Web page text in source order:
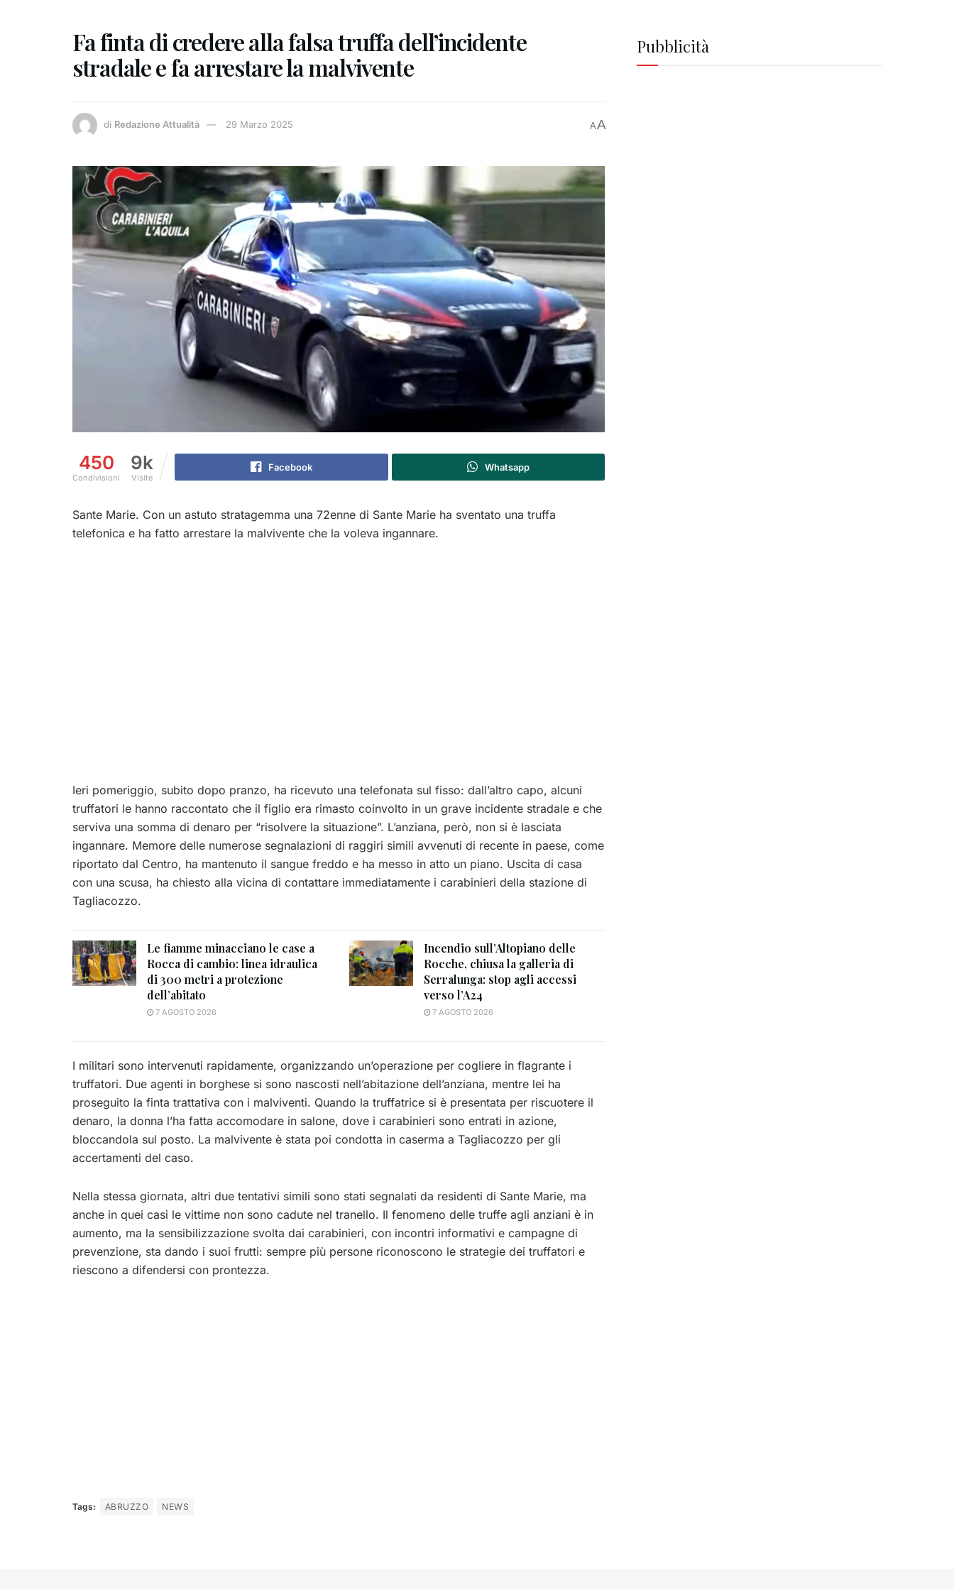
Fa finta di credere alla falsa truffa dell’incidente
stradale e fa arrestare la malvivente
di Redazione Attualità 29 Marzo 2025 AA
450
Condivisioni
9k
Visite
Facebook Whatsapp
Sante Marie. Con un astuto stratagemma una 72enne di Sante Marie ha sventato una truffa
telefonica e ha fatto arrestare la malvivente che la voleva ingannare.
Ieri pomeriggio, subito dopo pranzo, ha ricevuto una telefonata sul fisso: dall’altro capo, alcuni
truffatori le hanno raccontato che il figlio era rimasto coinvolto in un grave incidente stradale e che
serviva una somma di denaro per “risolvere la situazione”. L’anziana, però, non si è lasciata
ingannare. Memore delle numerose segnalazioni di raggiri simili avvenuti di recente in paese, come
riportato dal Centro, ha mantenuto il sangue freddo e ha messo in atto un piano. Uscita di casa
con una scusa, ha chiesto alla vicina di contattare immediatamente i carabinieri della stazione di
Tagliacozzo.
Le fiamme minacciano le case a
Rocca di cambio: linea idraulica
di 300 metri a protezione
dell’abitato
7 AGOSTO 2026
Incendio sull’Altopiano delle
Rocche, chiusa la galleria di
Serralunga: stop agli accessi
verso l’A24
7 AGOSTO 2026
I militari sono intervenuti rapidamente, organizzando un’operazione per cogliere in flagrante i
truffatori. Due agenti in borghese si sono nascosti nell’abitazione dell’anziana, mentre lei ha
proseguito la finta trattativa con i malviventi. Quando la truffatrice si è presentata per riscuotere il
denaro, la donna l’ha fatta accomodare in salone, dove i carabinieri sono entrati in azione,
bloccandola sul posto. La malvivente è stata poi condotta in caserma a Tagliacozzo per gli
accertamenti del caso.
Nella stessa giornata, altri due tentativi simili sono stati segnalati da residenti di Sante Marie, ma
anche in quei casi le vittime non sono cadute nel tranello. Il fenomeno delle truffe agli anziani è in
aumento, ma la sensibilizzazione svolta dai carabinieri, con incontri informativi e campagne di
prevenzione, sta dando i suoi frutti: sempre più persone riconoscono le strategie dei truffatori e
riescono a difendersi con prontezza.
Tags: ABRUZZO NEWS
Pubblicità